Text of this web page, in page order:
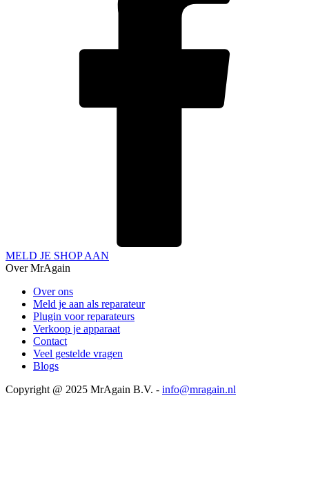
MELD JE SHOP AAN
Over MrAgain
Over ons
Meld je aan als reparateur
Plugin voor reparateurs
Verkoop je apparaat
Contact
Veel gestelde vragen
Blogs
Copyright @ 2025 MrAgain B.V. - info@mragain.nl